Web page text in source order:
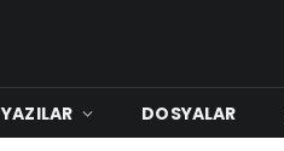
YAZILAR DOSYALAR